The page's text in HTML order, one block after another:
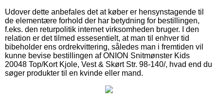
Udover dette anbefales det at køber er hensynstagende til
de elementære forhold der har betydning for bestillingen,
f.eks. den returpolitik internet virksomheden bruger. I den
relation er det tilmed essesentielt, at man til enhver tid
bibeholder ens ordrekvittering, således man i fremtiden vil
kunne bevise bestillingen af ONION Snitmønster Kids
20048 Top/Kort Kjole, Vest & Skørt Str. 98-140/, hvad end du
søger produkter til en kvinde eller mand.